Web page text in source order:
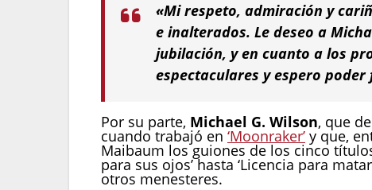
«Mi respeto, admiración y
e inalterados. Le deseo a
jubilación, y en cuanto a los
espectaculares y espero
Por su parte, Michael G. Wilson, que
cuando trabajó en ‘Moonraker’ y que,
Maibaum los guiones de los cinco
para sus ojos’ hasta ‘Licencia para
otros menesteres.